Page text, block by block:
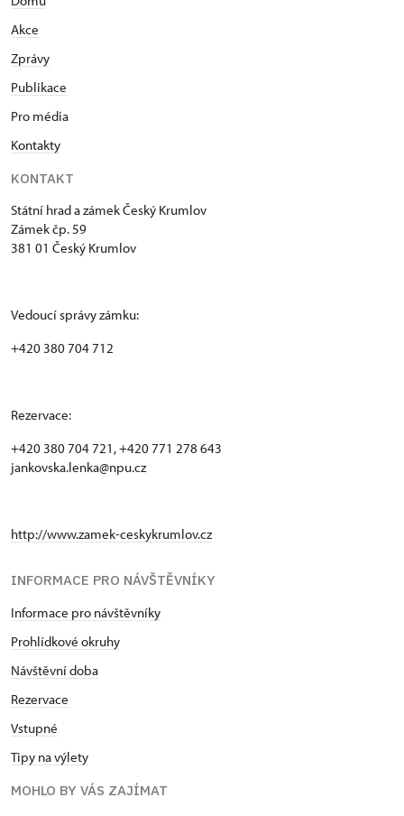
Akce
Zprávy
Publikace
Pro média
Kontakty
KONTAKT
Státní hrad a zámek Český Krumlov
Zámek čp. 59
381 01 Český Krumlov
Vedoucí správy zámku:
+420 380 704 712
Rezervace:
+420 380 704 721, +420 771 278 643
jankovska.lenka@npu.cz
http://www.zamek-ceskykrumlov.cz
INFORMACE PRO NÁVŠTĚVNÍKY
Informace pro návštěvníky
Prohlídkové okruhy
Návštěvní doba
Rezervace
Vstupné
Tipy na výlety
MOHLO BY VÁS ZAJÍMAT